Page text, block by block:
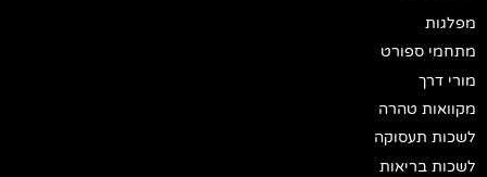
מפלגות
מתחמי ספורט
מורי דרך
מקוואות טהרה
לשכות תעסוקה
לשכות בריאות